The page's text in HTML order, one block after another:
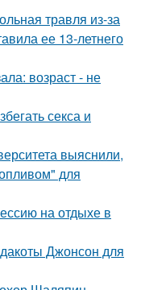
травля из-за
ее 13-летнего
возраст - не
секса и
выяснили,
для
на отдыхе в
Джонсон для